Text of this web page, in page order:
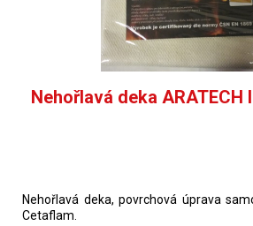
Nehořlavá deka ARATECH
Nehořlavá deka, povrchová úprava
Cetaflam.